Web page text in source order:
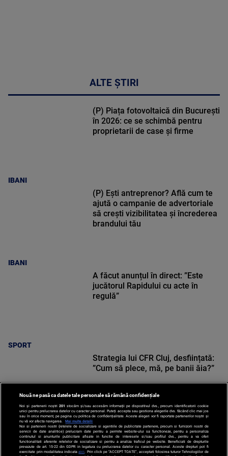
ALTE ȘTIRI
IBANI
(P) Piața fotovoltaică din București
în 2026: ce se schimbă pentru
proprietarii de case și firme
IBANI
(P) Ești antreprenor? Află cum te
ajută o campanie de advertoriale
să crești vizibilitatea și încrederea
brandului tău
SPORT
A făcut anunțul în direct: ”Este
jucătorul Rapidului cu acte în
regulă”
SPORT
Strategia lui CFR Cluj, desființată:
”Cum să plece, mă, pe banii ăia?”
Nouă ne pasă ca datele tale personale să rămână confidențiale
Noi și partenerii noștri 201 stocăm și/sau accesăm informații pe dispozitivul dvs., precum identificatorii cookie
unici pentru prelucrarea datelor cu caracter personal. Puteți accepta sau gestiona alegerile dvs. făcând clic mai jos
sau în orice moment, pe pagina cu politica de confidențialitate. Aceste alegeri vor fi raportate partenerilor noștri și
nu vă vor afecta navigarea.
Mai multe detalii
Noi si partenerii nostri (retelele de socializare si agentiile de publicitate partenere, precum si furnizorii nostri de
servicii de date analitice) prelucram date pentru a permite website-ului sa functioneze, pentru a personaliza
continutul si anunturile publicitare afisate in functie de interesele si/sau profilul dvs., pentru a va oferi
functionalitati aferente retelelor de socializare si pentru a analiza traficul pe website. Beneficiati de drepturile
prevazute de art. 15-22 din GDPR in legatura cu prelucrarea datelor cu caracter personal. Aceste drepturi pot fi
exercitate prin modalitatea indicataaici . Prin click pe “ACCEPT TOATE”, acceptati folosirea tuturor Tehnologiilor de